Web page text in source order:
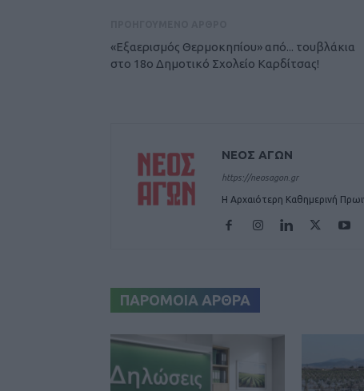
«Εξαερισμός Θερμοκηπίου» από... τουβλάκια
στο 18ο Δημοτικό Σχολείο Καρδίτσας!
ΝΕΟΣ ΑΓΩΝ
https://neosagon.gr
Η Αρχαιότερη Καθημερινή
ΠΑΡΟΜΟΙΑ ΑΡΘΡΑ